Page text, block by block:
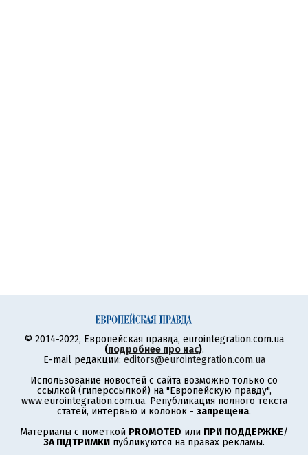
© 2014-2022, Европейская правда, eurointegration.com.ua
(подробнее про нас).
E-mail редакции: editors@eurointegration.com.ua
Использование новостей с сайта возможно только со
ссылкой (гиперссылкой) на "Европейскую правду",
www.eurointegration.com.ua. Републикация полного текста
статей, интервью и колонок - запрещена.
Материалы с пометкой PROMOTED или ПРИ ПОДДЕРЖКЕ/
ЗА ПІДТРИМКИ публикуются на правах рекламы.